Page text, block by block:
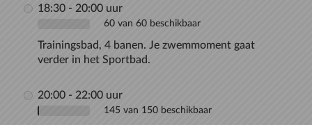
18:30 - 20:00 uur
60 van 60 beschikbaar
Trainingsbad, 4 banen. Je zwemmoment gaat
verder in het Sportbad.
20:00 - 22:00 uur
145 van 150 beschikbaar